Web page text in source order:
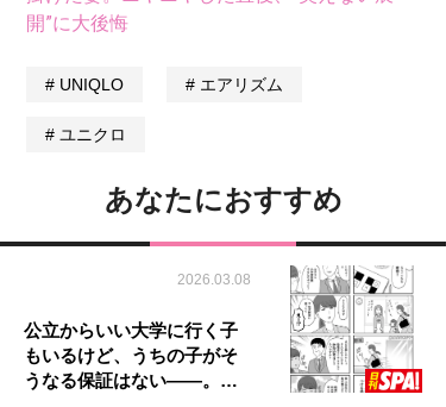
開”に大後悔
UNIQLO エアリズム
ユニクロ
あなたにおすすめ
2026.03.08
公立からいい大学に行く子
もいるけど、うちの子がそ
うなる保証はない――。…